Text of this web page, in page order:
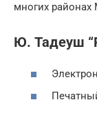
многих
Ю. Тадеуш